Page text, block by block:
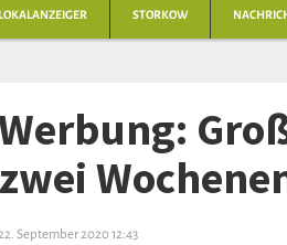
LOKALANZEIGER STORKOW
zwei
September 2020 12:43